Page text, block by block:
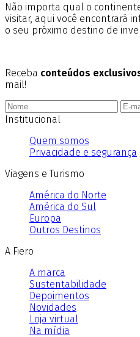
Não importa qual o
visitar, aqui você encontrará
o seu próximo destino de
Receba conteúdos
mail!
Institucional
Quem somos
Privacidade e segurança
Viagens e Turismo
América do Norte
América do Sul
Europa
Outros Destinos
A Fiero
A marca
Sustentabilidade
Depoimentos
Novidades
Loja virtual
Na mídia